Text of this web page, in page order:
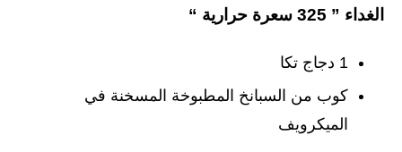
الغداء ” 325 سعرة حرارية “
1 دجاج تكا
كوب من السبانخ المطبوخة المسخنة في
الميكرويف